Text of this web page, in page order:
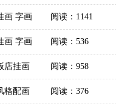
画 字画 阅读：1141
画 字画 阅读：536
店挂画
安装实
阅读：958
格配画 阅读：376